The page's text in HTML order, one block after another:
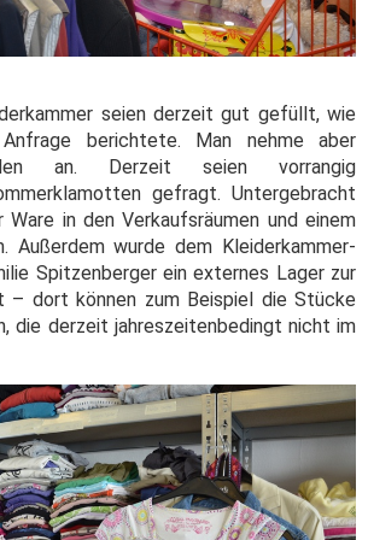
seien derzeit gut gefüllt, wie
berichtete. Man nehme aber
an. Derzeit seien vorrangig
gefragt. Untergebracht
in den Verkaufsräumen und einem
Außerdem wurde dem Kleiderkammer-
Spitzenberger ein externes Lager zur
– dort können zum Beispiel die Stücke
die derzeit jahreszeitenbedingt nicht im